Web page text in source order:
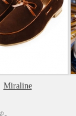
Miraline